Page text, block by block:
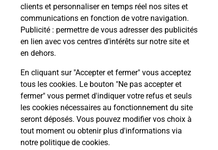
clients et personnaliser en temps réel nos sites et
communications en fonction de votre navigation.
Publicité : permettre de vous adresser des publicités
en lien avec vos centres d’intérêts sur notre site et
en dehors.
En cliquant sur "Accepter et fermer" vous acceptez
tous les cookies. Le bouton "Ne pas accepter et
fermer" vous permet d'indiquer votre refus et seuls
les cookies nécessaires au fonctionnement du site
seront déposés. Vous pouvez modifier vos choix à
tout moment ou obtenir plus d'informations via
notre politique de cookies.
09h00
2 Rue D Hoericourt
52100 Valcourt
Localiser Liste Boîtes aux lettres Haute-Marne Valcourt